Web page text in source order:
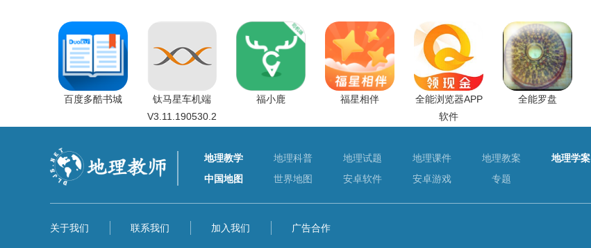
百度多酷书城
钛马星车机端
V3.11.190530.2
福小鹿 福星相伴
全能浏览器APP
软件
全能罗盘
地理教学 地理科普 地理试题 地理课件 地理教案 地理学案
中国地图
世界地图 安卓软件 安卓游戏 专题
关于我们 联系我们 加入我们 广告合作